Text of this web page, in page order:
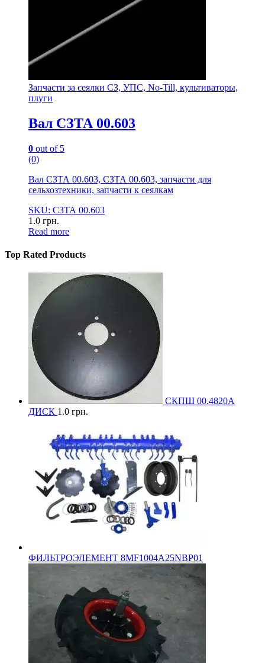
Запчасти за сеялки СЗ, УПС, No-Till, культиваторы,
плуги
Вал СЗТА 00.603
0 out of 5
(0)
Вал СЗТА 00.603, СЗТА 00.603, запчасти для
сельхозтехники, запчасти к сеялкам
SKU: СЗТА 00.603
1.0 грн.
Read more
Top Rated Products
СКПШ 00.4820А
ДИСК 1.0 грн.
ФИЛЬТРОЭЛЕМЕНТ 8MF1004A25NBP01